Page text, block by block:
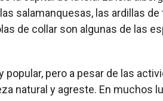
salamanquesas, las ardillas de
de collar son algunas de las
pero a pesar de las
natural y agreste. En muchos